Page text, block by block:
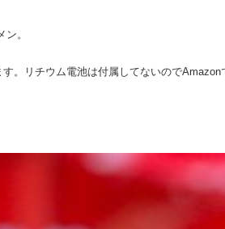
。
。リチウム電池は付属してないのでAmazon